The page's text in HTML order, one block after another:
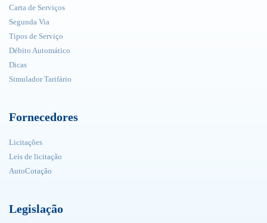
Carta de Serviços
Segunda Via
Tipos de Serviço
Débito Automático
Dicas
Simulador Tarifário
Fornecedores
Licitações
Leis de licitação
AutoCotação
Legislação